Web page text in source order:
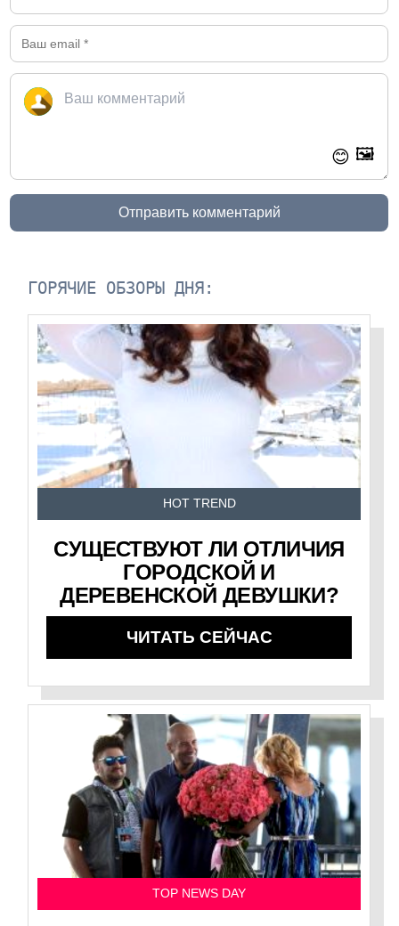
😊 🖼️
Отправить комментарий
ГОРЯЧИЕ ОБЗОРЫ ДНЯ:
HOT TREND
СУЩЕСТВУЮТ ЛИ ОТЛИЧИЯ
ГОРОДСКОЙ И
ДЕРЕВЕНСКОЙ ДЕВУШКИ?
ЧИТАТЬ СЕЙЧАС
TOP NEWS DAY